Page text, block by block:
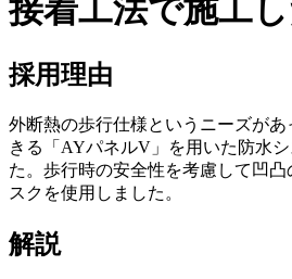
接着工法で施工
採用理由
外断熱の歩行仕様というニーズが
きる「AYパネルV」を用いた防水
た。歩行時の安全性を考慮して凹
スクを使用しました。
解説